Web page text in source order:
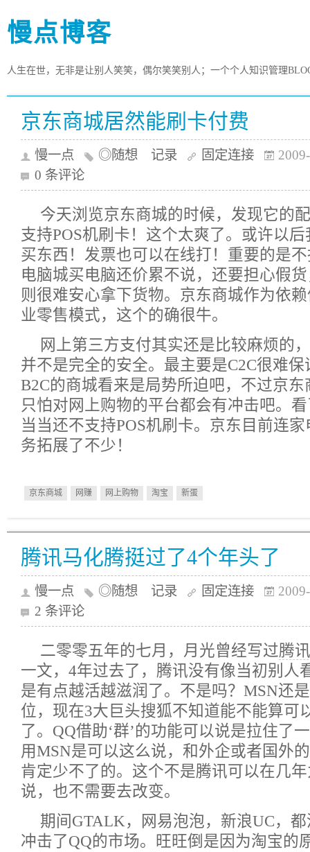
慢点博客
人生在世，无非是让别人笑笑，偶尔笑笑别人；一个个人知识管理
京东商城居然能刷卡付费
慢一点 ◎随想 记录 固定连接
0 条评论
今天浏览京东商城的时候，发现它的
支持POS机刷卡！这个太爽了。或许以
买东西！发票也可以在线打！重要的是
电脑城买电脑还价累不说，还要担心假
则很难安心拿下货物。京东商城作为依
业零售模式，这个的确很牛。
网上第三方支付其实还是比较麻烦的
并不是完全的安全。最主要是C2C很难
B2C的商城看来是局势所迫吧，不过京
只怕对网上购物的平台都会有冲击吧。
当当还不支持POS机刷卡。京东目前连
务拓展了不少！
京东商城 网赚 网上购物 淘宝 新蛋
腾讯马化腾挺过了4个年头了
慢一点 ◎随想 记录 固定连接
2 条评论
二零零五年的七月，月光曾经写过腾
一文，4年过去了，腾讯没有像当初别人
是有点越活越滋润了。不是吗？MSN还
位，现在3大巨头搜狐不知道能不能算可
了。QQ借助‘群’的功能可以说是拉住了
用MSN是可以这么说，和外企或者国外
肯定少不了的。这个不是腾讯可以在几
说，也不需要去改变。
期间GTALK，网易泡泡，新浪UC，
冲击了QQ的市场。旺旺倒是因为淘宝的